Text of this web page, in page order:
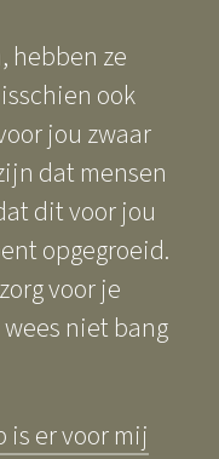
hebben ze
ook
jou zwaar
dat mensen
dit voor jou
opgegroeid.
voor je
niet bang
is er voor mij